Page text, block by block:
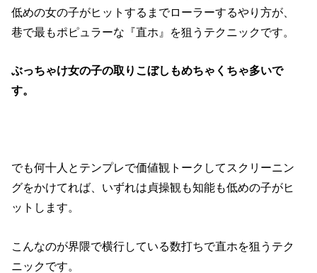
低めの女の子がヒットするまでローラーするやり方が、
巷で最もポピュラーな『直ホ』を狙うテクニックです。
ぶっちゃけ女の子の取りこぼしもめちゃくちゃ多いで
す。
でも何十人とテンプレで価値観トークしてスクリーニン
グをかけてれば、いずれは貞操観も知能も低めの子がヒ
ットします。
こんなのが界隈で横行している数打ちで直ホを狙うテク
ニックです。